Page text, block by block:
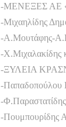
-ΜΕΝΕΞΕΣ ΑΕ
-Μιχαηλίδης
-Α.Μουτάφης-
-
-ΞΥΛΕΙΑ
-Παπαδοπούλου
-
-Πουμπουρίδης